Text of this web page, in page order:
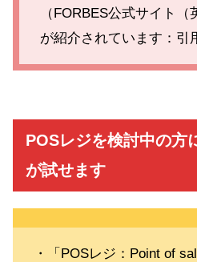
（FORBES公式サイト
が紹介されています：引
POSレジを検討中の方
が試せます
・「POSレジ：Point of